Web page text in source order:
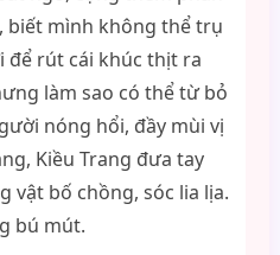
biết mình không thể trụ
để rút cái khúc thịt ra
làm sao có thể từ bỏ
nóng hổi, đầy mùi vị
Kiều Trang đưa tay
vật bố chồng, sóc lia lịa.
bú mút.